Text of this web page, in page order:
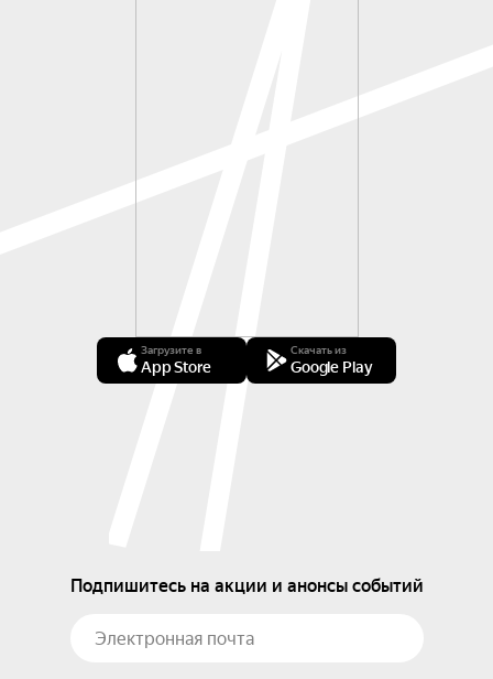
Загрузите в
App Store
Скачать из
Google Play
Подпишитесь на акции и анонсы событий